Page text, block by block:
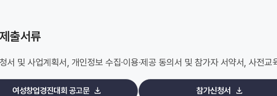
출서류
서 및 사업계획서, 개인정보 수집·이용·제공 동의서 및 참가자 서약서, 사전
여성창업경진대회 공고문 참가신청서